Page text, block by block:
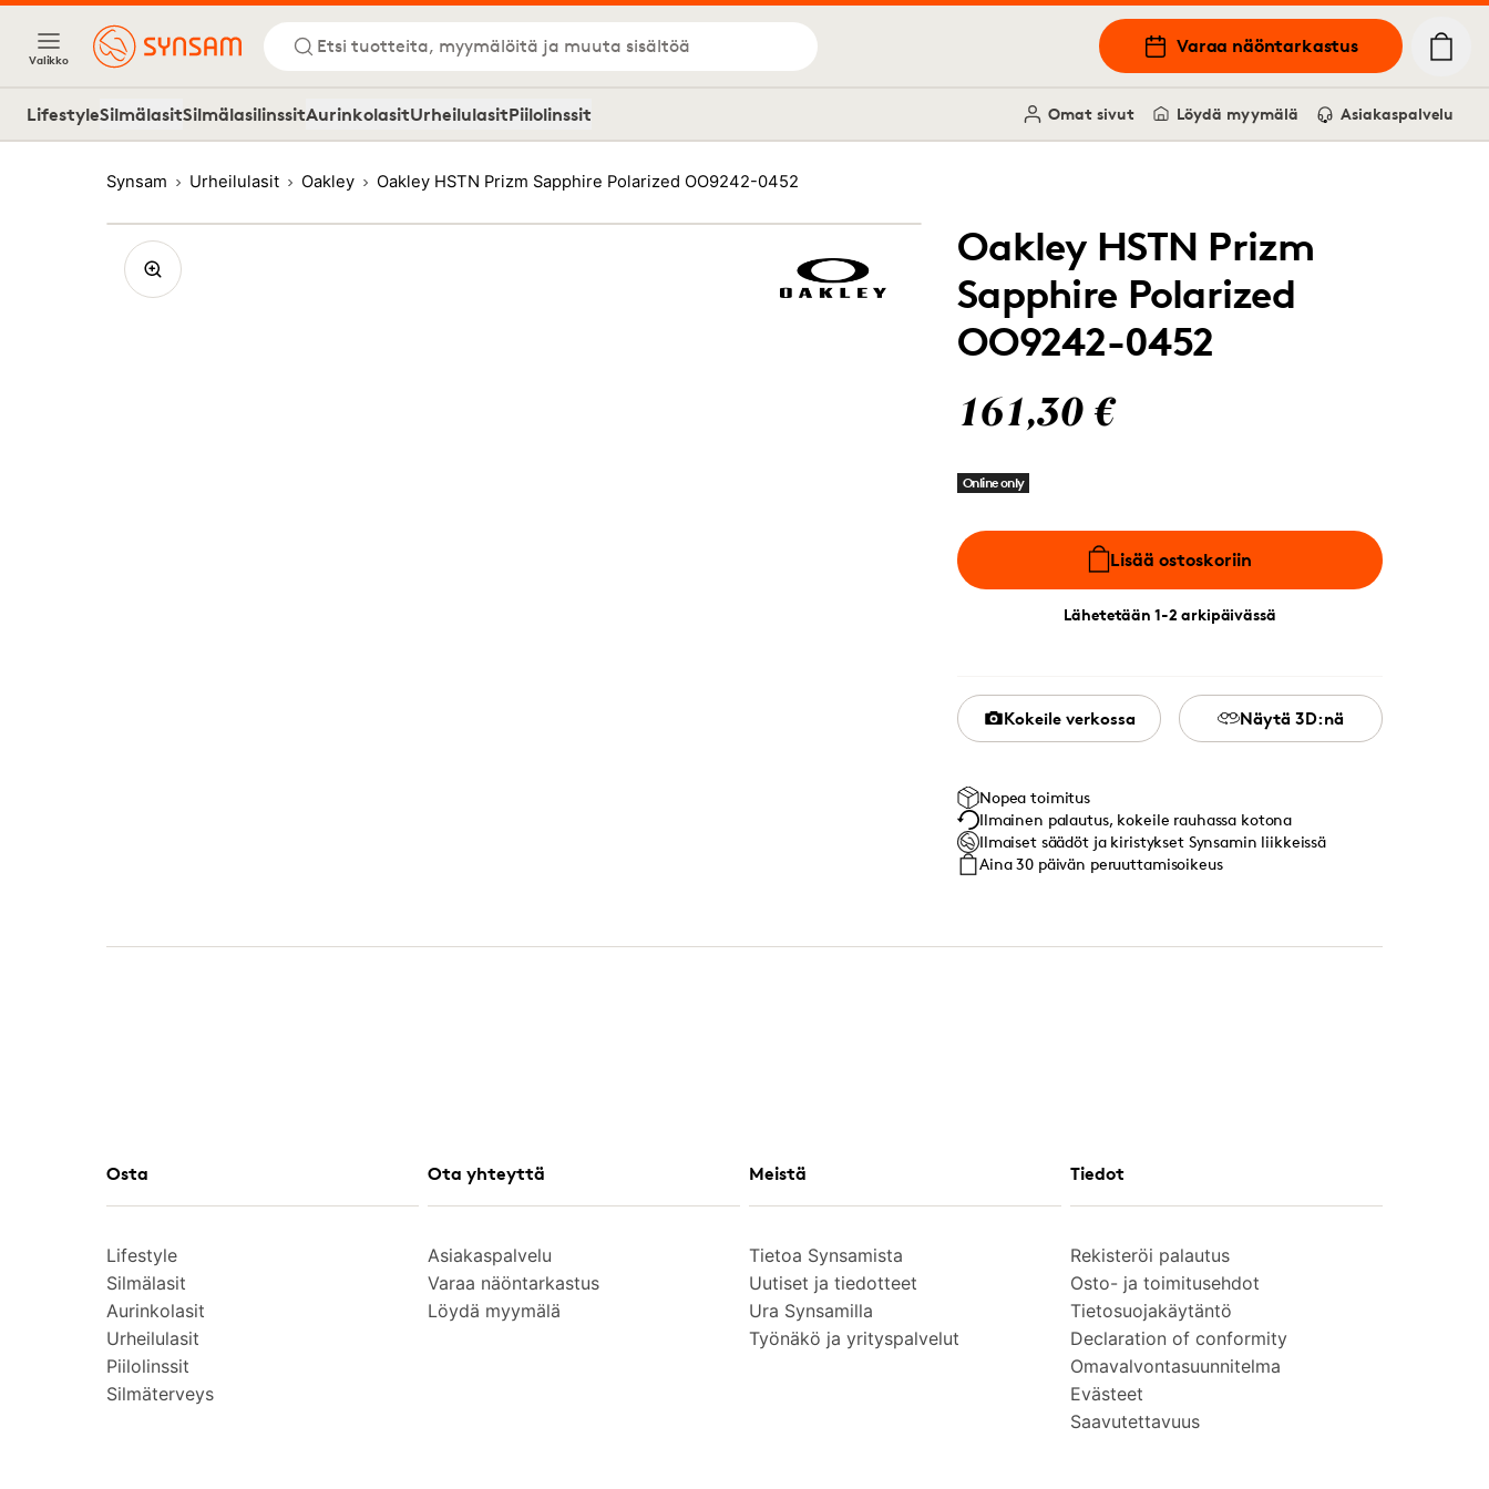
Valikko
Etsi tuotteita, myymälöitä ja muuta sisältöä Varaa näöntarkastus
LifestyleSilmälasitSilmälasilinssitAurinkolasitUrheilulasitPiilolinssit Omat sivut Löydä myymälä Asiakaspalvelu
Synsam Urheilulasit Oakley Oakley HSTN Prizm Sapphire Polarized OO9242-0452
Oakley HSTN Prizm
Sapphire Polarized
OO9242-0452
161,30 €
Online only
Lisää ostoskoriin
Lähetetään 1-2 arkipäivässä
Kokeile verkossa Näytä 3D:nä
Nopea toimitus
Ilmainen palautus, kokeile rauhassa kotona
Ilmaiset säädöt ja kiristykset Synsamin liikkeissä
Aina 30 päivän peruuttamisoikeus
Osta
Lifestyle
Silmälasit
Aurinkolasit
Urheilulasit
Piilolinssit
Silmäterveys
Ota yhteyttä
Asiakaspalvelu
Varaa näöntarkastus
Löydä myymälä
Meistä
Tietoa Synsamista
Uutiset ja tiedotteet
Ura Synsamilla
Työnäkö ja yrityspalvelut
Tiedot
Rekisteröi palautus
Osto- ja toimitusehdot
Tietosuojakäytäntö
Declaration of conformity
Omavalvontasuunnitelma
Evästeet
Saavutettavuus